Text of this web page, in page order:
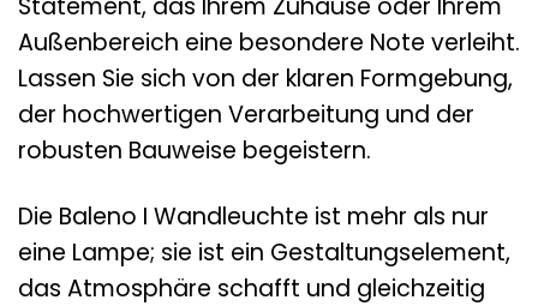
Außenbereich eine besondere Note verleiht.
Lassen Sie sich von der klaren Formgebung,
der hochwertigen Verarbeitung und der
robusten Bauweise begeistern.
Die Baleno I Wandleuchte ist mehr als nur
eine Lampe; sie ist ein Gestaltungselement,
das Atmosphäre schafft und gleichzeitig